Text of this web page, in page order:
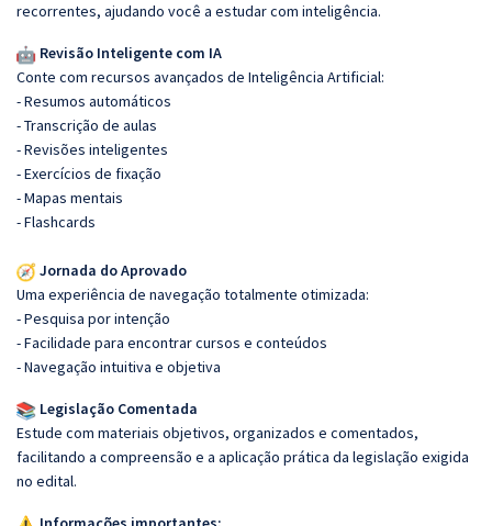
recorrentes, ajudando você a estudar com inteligência.
Revisão Inteligente com IA
Conte com recursos avançados de Inteligência Artificial:
- Resumos automáticos
- Transcrição de aulas
- Revisões inteligentes
- Exercícios de fixação
- Mapas mentais
- Flashcards
Jornada do Aprovado
Uma experiência de navegação totalmente otimizada:
- Pesquisa por intenção
- Facilidade para encontrar cursos e conteúdos
- Navegação intuitiva e objetiva
Legislação Comentada
Estude com materiais objetivos, organizados e comentados,
facilitando a compreensão e a aplicação prática da legislação exigida
no edital.